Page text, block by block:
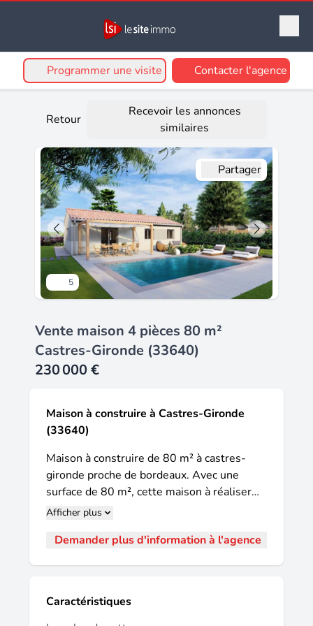
Programmer une visite Contacter l'agence
Retour
Recevoir les annonces
similaires
5
Partager
Vente maison 4 pièces 80 m²
Castres-Gironde (33640)
230 000 €
Maison à construire à Castres-Gironde
(33640)
Maison à construire de 80 m² à castres-
gironde proche de bordeaux. Avec une
surface de 80 m², cette maison à réaliser
s'implante sur un terrain de 600 m² situé
gironde. Elle propose quatre pièces au
bains, offrant un cadre pour aménager votre
intérieur selon vos besoins. Cette maison
Afficher plus
Demander plus d'information à l'agence
Caractéristiques